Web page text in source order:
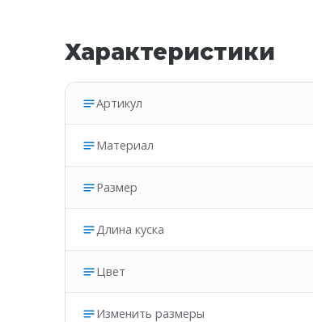
Характеристики
Артикул
Материал
Размер
Длина куска
Цвет
Изменить размеры